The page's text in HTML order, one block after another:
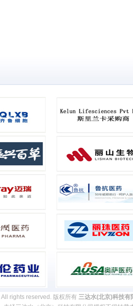
rights reserved. 版权所有 三达水(北京)科技有